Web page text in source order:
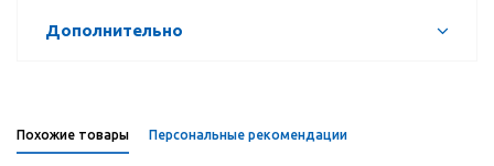
Дополнительно
Похожие товары Персональные рекомендации